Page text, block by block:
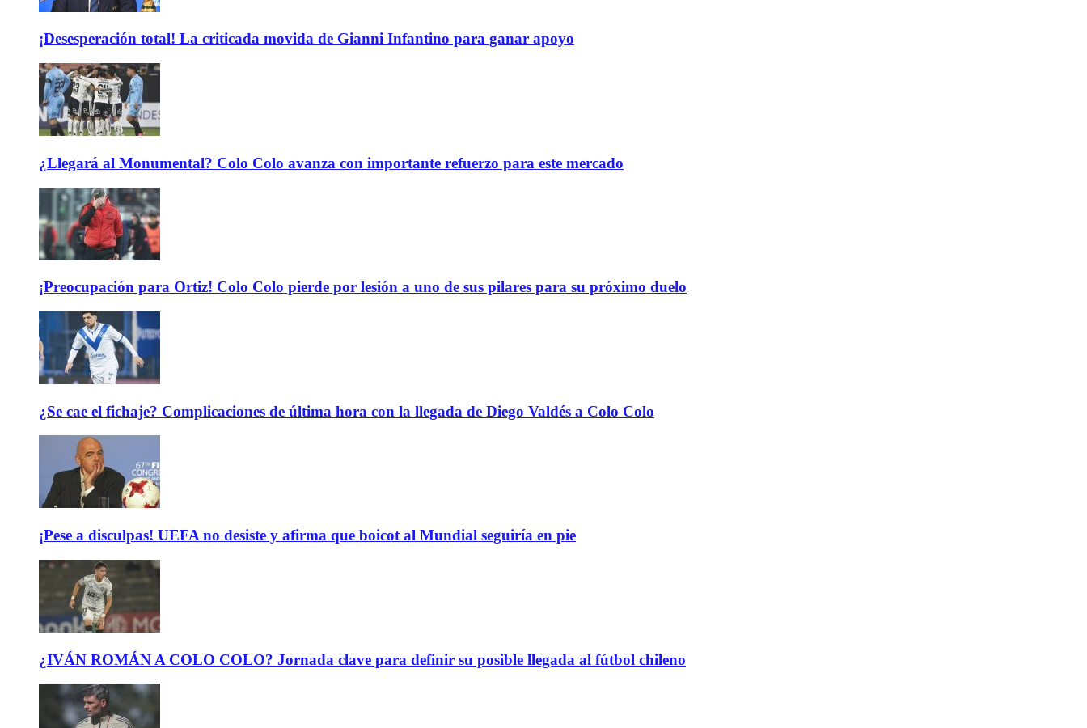
¡Desesperación total! La criticada movida de Gianni Infantino para ganar apoyo
¿Llegará al Monumental? Colo Colo avanza con importante refuerzo para este mercado
¡Preocupación para Ortiz! Colo Colo pierde por lesión a uno de sus pilares para su próximo duelo
¿Se cae el fichaje? Complicaciones de última hora con la llegada de Diego Valdés a Colo Colo
¡Pese a disculpas! UEFA no desiste y afirma que boicot al Mundial seguiría en pie
¿IVÁN ROMÁN A COLO COLO? Jornada clave para definir su posible llegada al fútbol chileno